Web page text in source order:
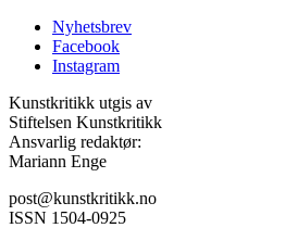
Nyhetsbrev
Facebook
Instagram
Kunstkritikk utgis av
Stiftelsen Kunstkritikk
Ansvarlig redaktør:
Mariann Enge
post@kunstkritikk.no
ISSN 1504-0925